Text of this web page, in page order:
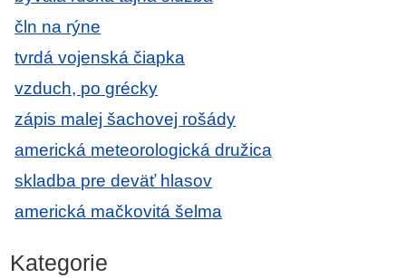
čln na rýne
tvrdá vojenská čiapka
vzduch, po grécky
zápis malej šachovej rošády
americká meteorologická družica
skladba pre deväť hlasov
americká mačkovitá šelma
Kategorie